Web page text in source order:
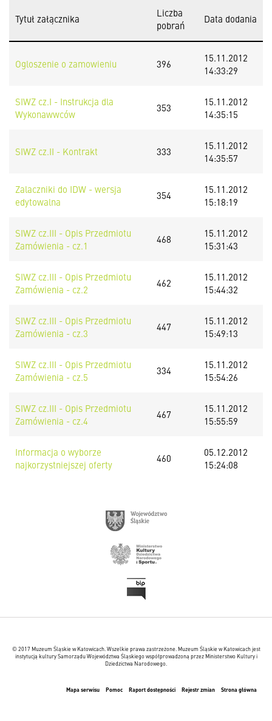
Tytuł załącznika
Liczba
pobrań
Data dodania
Ogloszenie o zamowieniu 396
15.11.2012
14:33:29
SIWZ cz.I - Instrukcja dla
Wykonawwców
353
15.11.2012
14:35:15
SIWZ cz.II - Kontrakt 333
15.11.2012
14:35:57
Zalaczniki do IDW - wersja
edytowalna
354
15.11.2012
15:18:19
SIWZ cz.III - Opis Przedmiotu
Zamówienia - cz.1
468
15.11.2012
15:31:43
SIWZ cz.III - Opis Przedmiotu
Zamówienia - cz.2
462
15.11.2012
15:44:32
SIWZ cz.III - Opis Przedmiotu
Zamówienia - cz.3
447
15.11.2012
15:49:13
SIWZ cz.III - Opis Przedmiotu
Zamówienia - cz.5
334
15.11.2012
15:54:26
SIWZ cz.III - Opis Przedmiotu
Zamówienia - cz.4
467
15.11.2012
15:55:59
Informacja o wyborze
najkorzystniejszej oferty
460
05.12.2012
15:24:08
© 2017 Muzeum Śląskie w Katowicach. Wszelkie prawa zastrzeżone. Muzeum Śląskie w Katowicach jest
instytucją kultury Samorządu Województwa Śląskiego współprowadzoną przez Ministerstwo Kultury i
Dziedzictwa Narodowego.
Mapa serwisu Pomoc Raport dostępności Rejestr zmian Strona główna